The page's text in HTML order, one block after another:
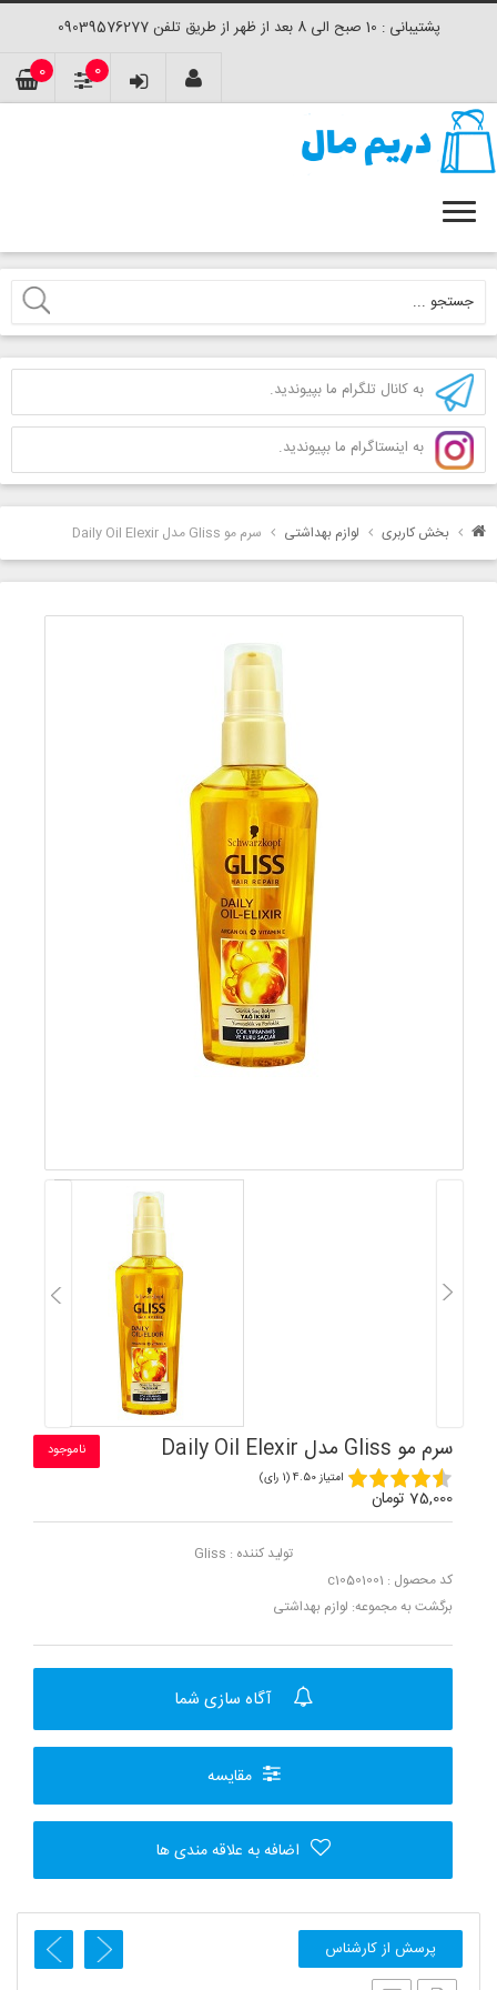
پشتیبانی : 10 صبح الی 8 بعد از ظهر از طریق تلفن 09039576277
0 0
به کانال تلگرام ما بپیوندید.
به اینستاگرام ما بپیوندید.
بخش کاربری لوازم بهداشتی سرم مو Gliss مدل Daily Oil Elexir
سرم مو Gliss مدل Daily Oil Elexir ناموجود
امتیاز 4.50 (1 رای)
75,000 تومان
تولید کننده : Gliss
کد محصول : c10501001
برگشت به مجموعه: لوازم بهداشتی
آگاه سازی شما
مقایسه
اضافه به علاقه مندی ها
پرسش از کارشناس